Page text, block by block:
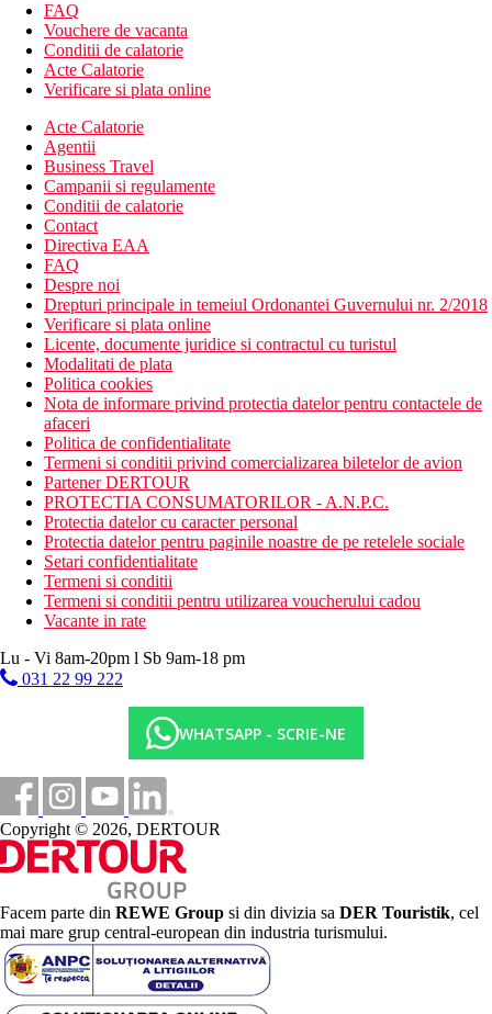
FAQ
Vouchere de vacanta
Conditii de calatorie
Acte Calatorie
Verificare si plata online
Acte Calatorie
Agentii
Business Travel
Campanii si regulamente
Conditii de calatorie
Contact
Directiva EAA
FAQ
Despre noi
Drepturi principale in temeiul Ordonantei Guvernului nr. 2/2018
Verificare si plata online
Licente, documente juridice si contractul cu turistul
Modalitati de plata
Politica cookies
Nota de informare privind protectia datelor pentru contactele de
afaceri
Politica de confidentialitate
Termeni si conditii privind comercializarea biletelor de avion
Partener DERTOUR
PROTECTIA CONSUMATORILOR - A.N.P.C.
Protectia datelor cu caracter personal
Protectia datelor pentru paginile noastre de pe retelele sociale
Setari confidentialitate
Termeni si conditii
Termeni si conditii pentru utilizarea voucherului cadou
Vacante in rate
Lu - Vi 8am-20pm l Sb 9am-18 pm
031 22 99 222
WHATSAPP - SCRIE-NE
Copyright © 2026, DERTOUR
Facem parte din REWE Group si din divizia sa DER Touristik, cel
mai mare grup central-european din industria turismului.